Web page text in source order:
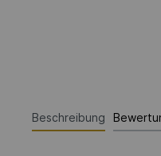
Beschreibung